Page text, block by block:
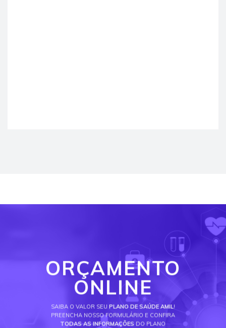
ORÇAMENTO
ONLINE
SAIBA O VALOR SEU PLANO DE SAÚDE AMIL!
PREENCHA NOSSO FORMULÁRIO E CONFIRA
TODAS AS INFORMAÇÕES DO PLANO